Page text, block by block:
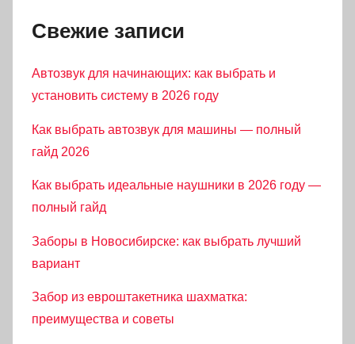
Свежие записи
Автозвук для начинающих: как выбрать и
установить систему в 2026 году
Как выбрать автозвук для машины — полный
гайд 2026
Как выбрать идеальные наушники в 2026 году —
полный гайд
Заборы в Новосибирске: как выбрать лучший
вариант
Забор из евроштакетника шахматка:
преимущества и советы